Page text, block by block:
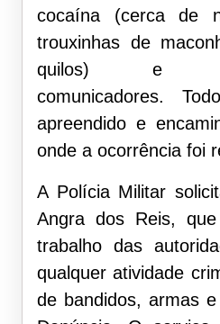
cocaína (cerca de
trouxinhas de
quilos) e
comunicadores.
apreendido e
onde a ocorrência foi
A Polícia Militar
Angra dos Reis,
trabalho das
qualquer atividade
de bandidos, armas